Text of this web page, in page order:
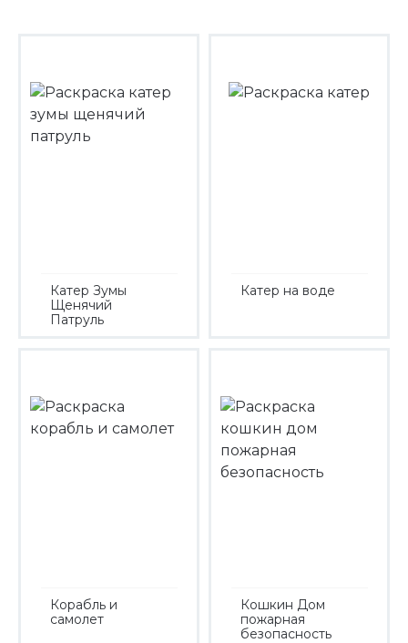
Катер Зумы
Щенячий
Патруль
Катер на воде
Корабль и
самолет
Кошкин Дом
пожарная
безопасность